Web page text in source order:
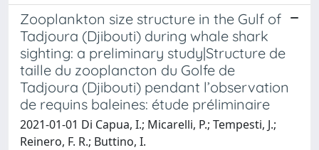
Zooplankton size structure in the Gulf of
Tadjoura (Djibouti) during whale shark
sighting: a preliminary study|Structure de
taille du zooplancton du Golfe de
Tadjoura (Djibouti) pendant l’observation
de requins baleines: étude préliminaire
2021-01-01 Di Capua, I.; Micarelli, P.; Tempesti, J.;
Reinero, F. R.; Buttino, I.